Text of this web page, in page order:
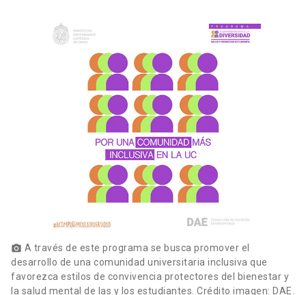
Padres y familia
launch
Mi Portal UC
Biblioteca launch
launch
photo_camera A través de este programa se busca promover el
desarrollo de una comunidad universitaria inclusiva que
favorezca estilos de convivencia protectores del bienestar y
la salud mental de las y los estudiantes. Crédito imagen: DAE.